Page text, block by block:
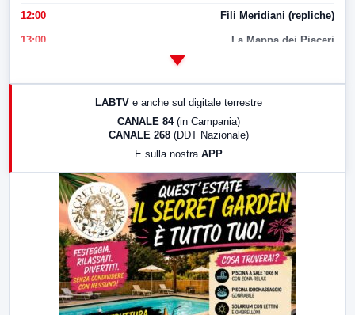
12:00 Fili Meridiani (repliche)
13:00 La Mappa dei Piaceri
LabNews (replica)
LABTV e anche sul digitale terrestre
CANALE 84 (in Campania)
CANALE 268 (DDT Nazionale)
E sulla nostra APP